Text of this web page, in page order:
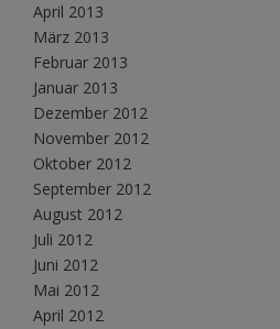
April 2013
März 2013
Februar 2013
Januar 2013
Dezember 2012
November 2012
Oktober 2012
September 2012
August 2012
Juli 2012
Juni 2012
Mai 2012
April 2012